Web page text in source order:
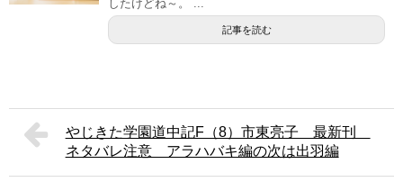
したけどね～。 ...
記事を読む
やじきた学園道中記F（8）市東亮子 最新刊
ネタバレ注意 アラハバキ編の次は出羽編